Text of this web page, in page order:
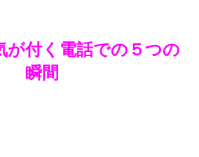
が付く電話での５つの
瞬間